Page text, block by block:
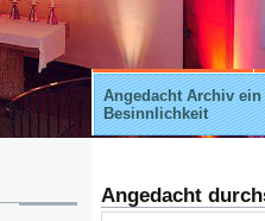
Angedacht Archiv
Besinnlichkeit
Angedacht